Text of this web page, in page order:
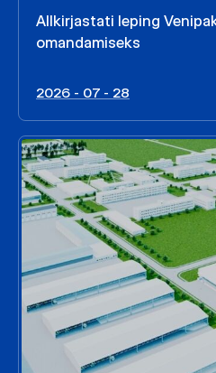
Allkirjastati leping
omandamiseks
2026 - 07 - 28